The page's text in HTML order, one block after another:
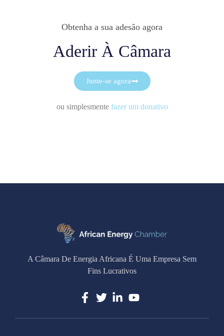
Obtenha a sua adesão agora
Aderir À Câmara
Junte-se agora
ou simplesmente fazer um donativo
A Câmara De Energia Africana É Uma Empresa Sem
Fins Lucrativos